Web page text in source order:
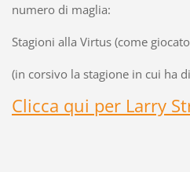
numero di maglia:
Stagioni alla Virtus (come
(in corsivo la stagione in cui ha
Clicca qui per Larry